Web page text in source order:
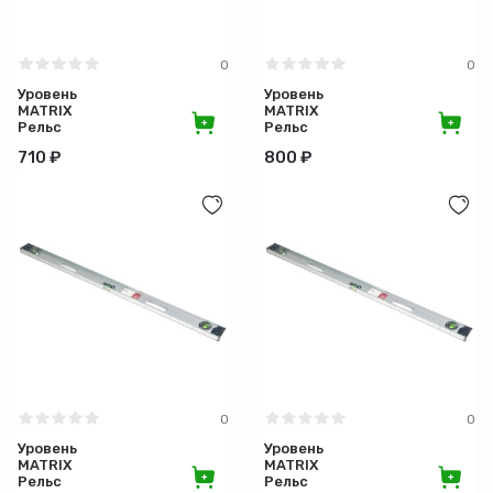
0
Уровень
MATRIX
Рельс
(1 пов)
710 ₽
0
Уровень
MATRIX
Рельс
(1 пов)
800 ₽
0
Уровень
MATRIX
Рельс
0
Уровень
MATRIX
Рельс